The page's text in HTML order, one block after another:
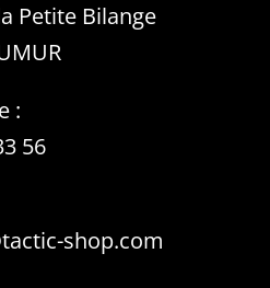
Petite Bilange
:
56
shop.com